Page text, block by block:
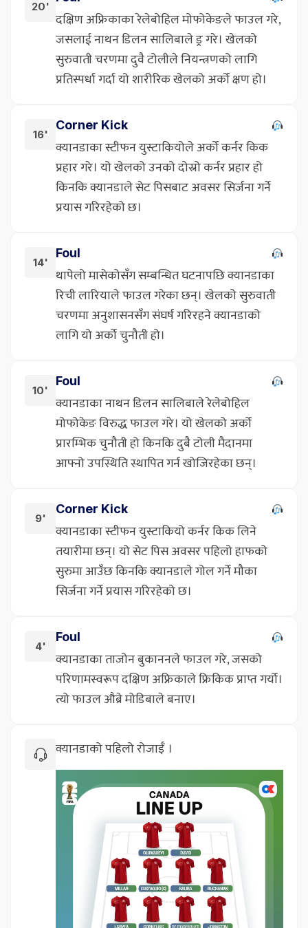
20'
दक्षिण अफ्रिकाका रेलेबोहिल मोफोकेङले फाउल गरे,
जसलाई नाथन डिलन सालिबाले ड्र गरे। खेलको
सुरुवाती चरणमा दुवै टोलीले नियन्त्रणको लागि
प्रतिस्पर्धा गर्दा यो शारीरिक खेलको अर्को क्षण हो।
16'
Corner Kick
क्यानडाका स्टीफन युस्टाकियोले अर्को कर्नर किक
प्रहार गरे। यो खेलको उनको दोस्रो कर्नर प्रहार हो
किनकि क्यानडाले सेट पिसबाट अवसर सिर्जना गर्ने
प्रयास गरिरहेको छ।
14'
Foul
थापेलो मासेकोसँग सम्बन्धित घटनापछि क्यानडाका
रिची लारियाले फाउल गरेका छन्। खेलको सुरुवाती
चरणमा अनुशासनसँग संघर्ष गरिरहने क्यानडाको
लागि यो अर्को चुनौती हो।
10'
Foul
क्यानडाका नाथन डिलन सालिबाले रेलेबोहिल
मोफोकेङ विरुद्ध फाउल गरे। यो खेलको अर्को
प्रारम्भिक चुनौती हो किनकि दुबै टोली मैदानमा
आफ्नो उपस्थिति स्थापित गर्न खोजिरहेका छन्।
9'
Corner Kick
क्यानडाका स्टीफन युस्टाकियो कर्नर किक लिने
तयारीमा छन्। यो सेट पिस अवसर पहिलो हाफको
सुरुमा आउँछ किनकि क्यानडाले गोल गर्ने मौका
सिर्जना गर्ने प्रयास गरिरहेको छ।
4'
Foul
क्यानडाका ताजोन बुकाननले फाउल गरे, जसको
परिणामस्वरूप दक्षिण अफ्रिकाले फ्रिकिक प्राप्त गर्यो।
त्यो फाउल औब्रे मोडिबाले बनाए।
क्यानडाको पहिलो रोजाईँ ।